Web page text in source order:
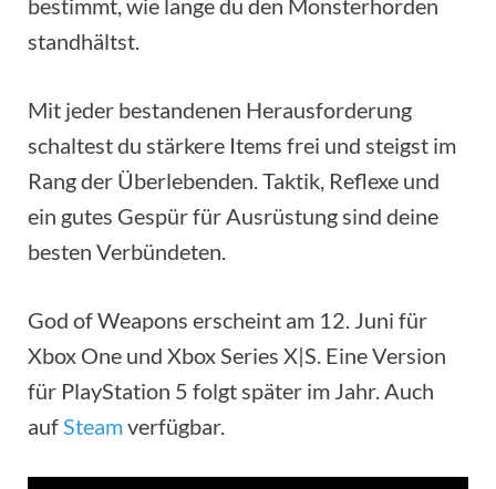
bestimmt, wie lange du den Monsterhorden
standhältst.
Mit jeder bestandenen Herausforderung
schaltest du stärkere Items frei und steigst im
Rang der Überlebenden. Taktik, Reflexe und
ein gutes Gespür für Ausrüstung sind deine
besten Verbündeten.
God of Weapons erscheint am 12. Juni für
Xbox One und Xbox Series X|S. Eine Version
für PlayStation 5 folgt später im Jahr. Auch
aufSteamverfügbar.